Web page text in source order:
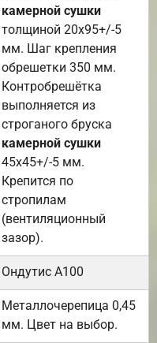
камерной сушки
толщиной 20х95+/-5
мм. Шаг крепления
обрешетки 350 мм.
Контробрешётка
выполняется из
строганого бруска
камерной сушки
45х45+/-5 мм.
Крепится по
стропилам
(вентиляционный
зазор).
Ондутис А100
Металлочерепица 0,45
мм. Цвет на выбор.